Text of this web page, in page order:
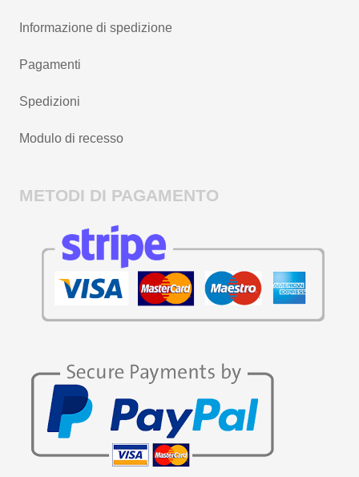
Informazione di spedizione
Pagamenti
Spedizioni
Modulo di recesso
METODI DI PAGAMENTO